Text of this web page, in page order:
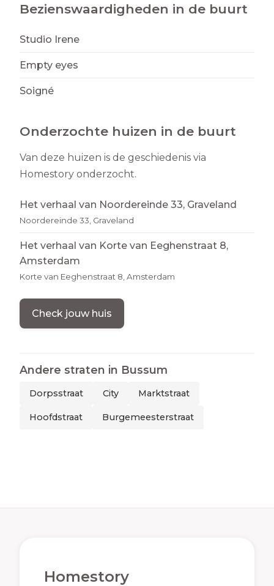
Bezienswaardigheden in de buurt
Studio Irene
Empty eyes
Soigné
Onderzochte huizen in de buurt
Van deze huizen is de geschiedenis via
Homestory onderzocht.
Het verhaal van Noordereinde 33, Graveland
Noordereinde 33, Graveland
Het verhaal van Korte van Eeghenstraat 8,
Amsterdam
Korte van Eeghenstraat 8, Amsterdam
Check jouw huis
Andere straten in Bussum
Dorpsstraat City Marktstraat
Hoofdstraat Burgemeesterstraat
Homestory